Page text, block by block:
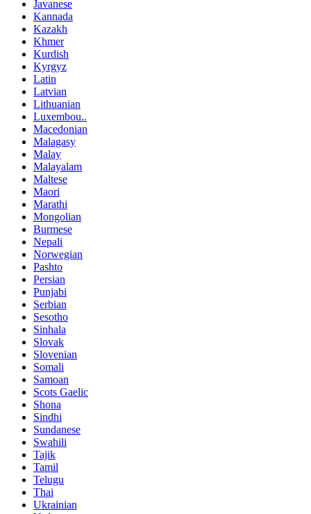
Javanese
Kannada
Kazakh
Khmer
Kurdish
Kyrgyz
Latin
Latvian
Lithuanian
Luxembou..
Macedonian
Malagasy
Malay
Malayalam
Maltese
Maori
Marathi
Mongolian
Burmese
Nepali
Norwegian
Pashto
Persian
Punjabi
Serbian
Sesotho
Sinhala
Slovak
Slovenian
Somali
Samoan
Scots Gaelic
Shona
Sindhi
Sundanese
Swahili
Tajik
Tamil
Telugu
Thai
Ukrainian